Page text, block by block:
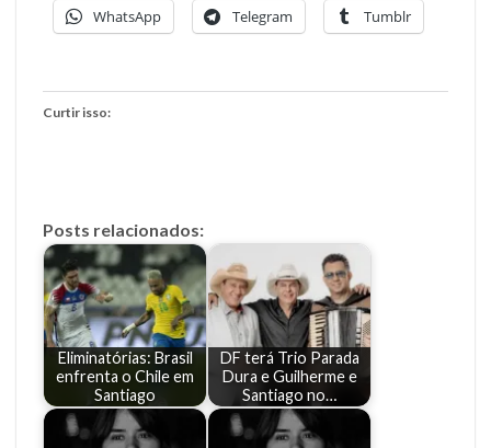
WhatsApp Telegram Tumblr
Curtir isso:
Posts relacionados:
Eliminatórias: Brasil
enfrenta o Chile em
Santiago
DF terá Trio Parada
Dura e Guilherme e
Santiago no…